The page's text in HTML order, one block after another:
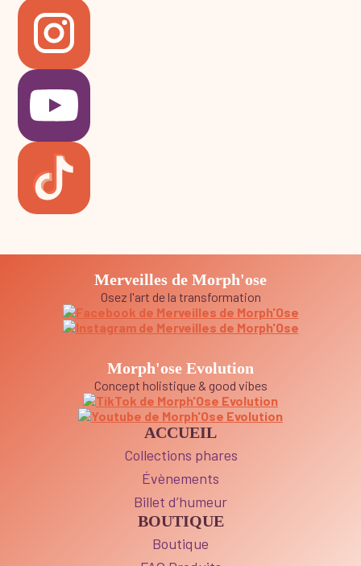
Merveilles de Morph'ose
Osez l'art de la transformation
Morph'ose Evolution
Concept holistique & good vibes
ACCUEIL
Collections phares
Évènements
Billet d’humeur
BOUTIQUE
Boutique